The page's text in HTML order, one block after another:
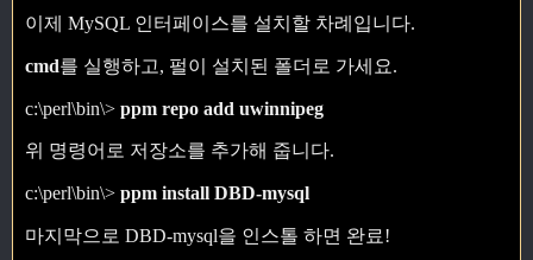
이제 MySQL 인터페이스를 설치할 차례입니다.
cmd를 실행하고, 펄이 설치된 폴더로 가세요.
c:\perl\bin\> ppm repo add uwinnipeg
위 명령어로 저장소를 추가해 줍니다.
c:\perl\bin\> ppm install DBD-mysql
마지막으로 DBD-mysql을 인스톨 하면 완료!